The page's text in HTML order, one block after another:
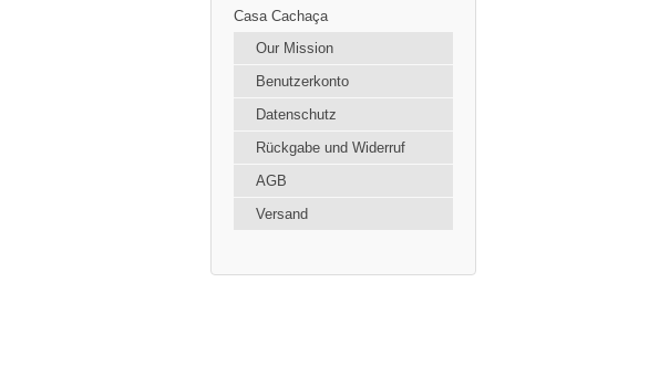
Casa Cachaça
Our Mission
Benutzerkonto
Datenschutz
Rückgabe und Widerruf
AGB
Versand